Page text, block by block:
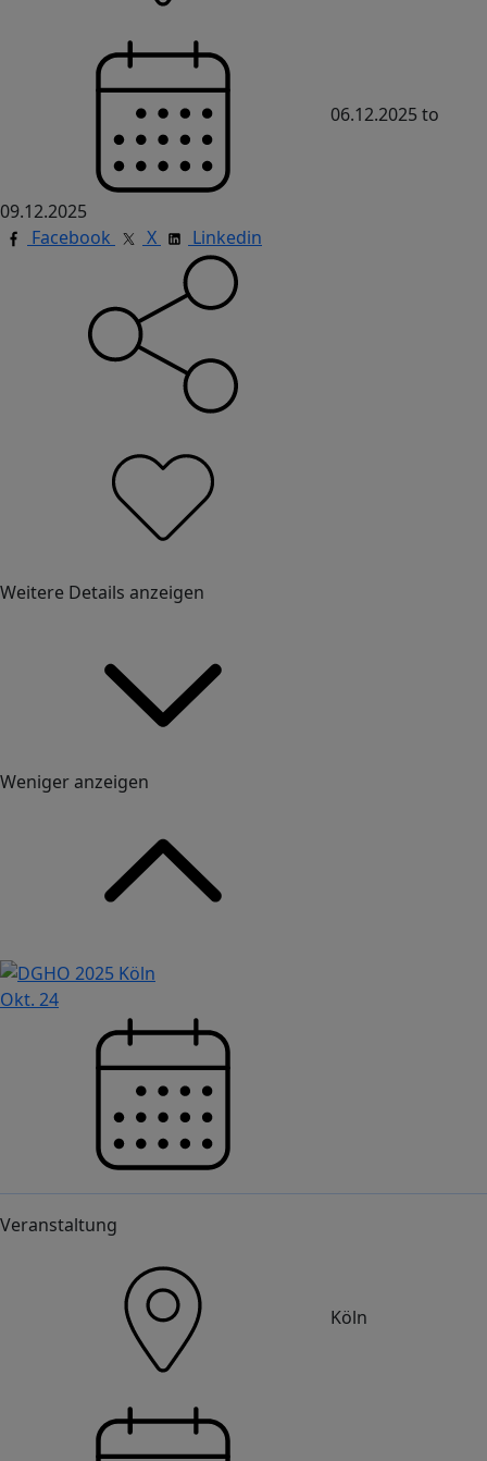
06.12.2025to
09.12.2025
Facebook
X Linkedin
Weitere Details anzeigen
Weniger anzeigen
Okt. 24
Veranstaltung
Köln